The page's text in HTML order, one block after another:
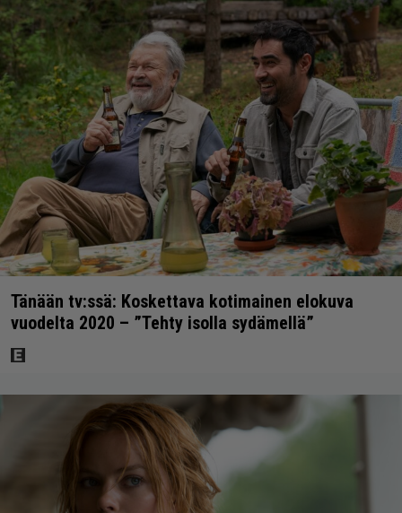
Tänään tv:ssä: Koskettava kotimainen elokuva
vuodelta 2020 – ”Tehty isolla sydämellä”